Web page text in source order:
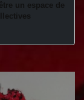
un espace de